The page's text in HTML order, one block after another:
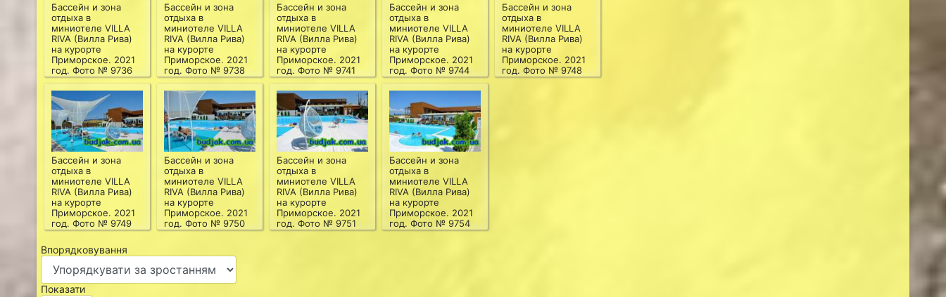
Бассейн и зона
отдыха в
миниотеле VILLA
RIVA (Вилла Рива)
на курорте
Приморское. 2021
год. Фото № 9736
Бассейн и зона
отдыха в
миниотеле VILLA
RIVA (Вилла Рива)
на курорте
Приморское. 2021
год. Фото № 9738
Бассейн и зона
отдыха в
миниотеле VILLA
RIVA (Вилла Рива)
на курорте
Приморское. 2021
год. Фото № 9741
Бассейн и зона
отдыха в
миниотеле VILLA
RIVA (Вилла Рива)
на курорте
Приморское. 2021
год. Фото № 9744
Бассейн и зона
отдыха в
миниотеле VILLA
RIVA (Вилла Рива)
на курорте
Приморское. 2021
год. Фото № 9748
Бассейн и зона
отдыха в
миниотеле VILLA
RIVA (Вилла Рива)
на курорте
Приморское. 2021
год. Фото № 9749
Бассейн и зона
отдыха в
миниотеле VILLA
RIVA (Вилла Рива)
на курорте
Приморское. 2021
год. Фото № 9750
Бассейн и зона
отдыха в
миниотеле VILLA
RIVA (Вилла Рива)
на курорте
Приморское. 2021
год. Фото № 9751
Бассейн и зона
отдыха в
миниотеле VILLA
RIVA (Вилла Рива)
на курорте
Приморское. 2021
год. Фото № 9754
Впорядковування
Показати